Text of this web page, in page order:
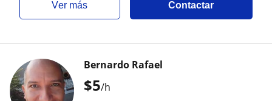
ver más Contactar
$5/h
Bernardo Rafael